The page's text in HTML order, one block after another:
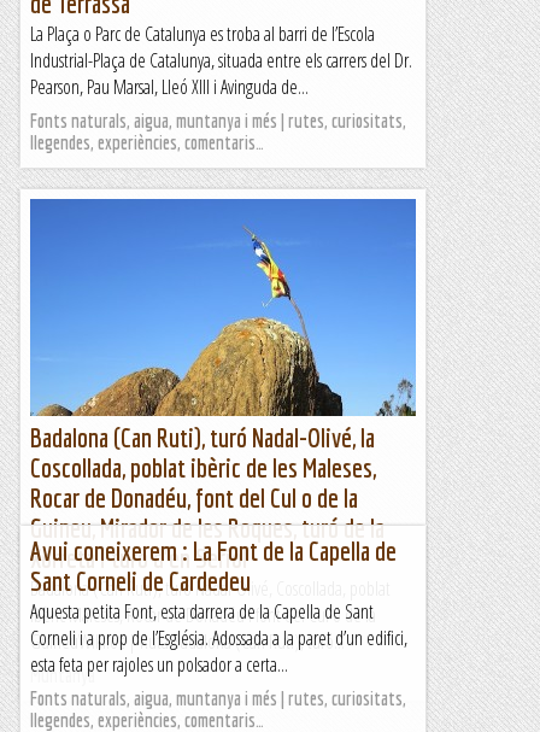
La Plaça o Parc de Catalunya es troba al barri de l’Escola
Industrial-Plaça de Catalunya, situada entre els carrers del Dr.
Pearson, Pau Marsal, Lleó XIII i Avinguda de...
Fonts naturals, aigua, muntanya i més | rutes, curiositats,
llegendes, experiències, comentaris…
Badalona (Can Ruti), turó Nadal-Olivé, la
Coscollada, poblat ibèric de les Maleses,
Rocar de Donadéu, font del Cul o de la
Guineu, Mirador de les Roques, turó de la
Xorreta i turó d'en Seriol
Badalona (Can Ruti), turó Nadal-Olivé, Coscollada, poblat
ibèric Maleses, Rocar de Donadéu i font del Cul o de la
GuineuWikiloc | Ruta Badalona (Can Ruti), turó...
Muntanya
Avui coneixerem : La Font de la Capella de
Sant Corneli de Cardedeu
Aquesta petita Font, esta darrera de la Capella de Sant
Corneli i a prop de l’Església. Adossada a la paret d’un edifici,
esta feta per rajoles un polsador a certa...
Fonts naturals, aigua, muntanya i més | rutes, curiositats,
llegendes, experiències, comentaris…